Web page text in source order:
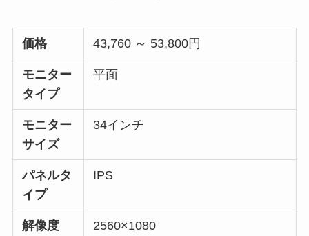
価格 43,760 ～ 53,800円
モニター
タイプ
平面
モニター
サイズ
34インチ
パネルタ
イプ
IPS
解像度 2560×1080